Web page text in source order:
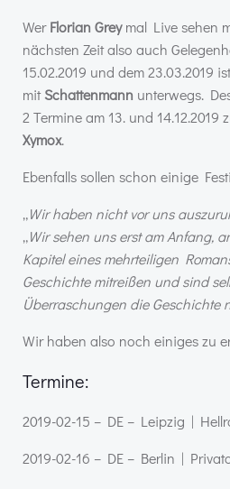
WerFlorian Greymal Live sehen
nächsten Zeit also auch
15.02.2019 und dem 23.03.2019
mitSchattenmann unterwegs.
2 Termine am 13. und 14.12.2019
Xymox.
Ebenfalls sollen schon einige
„Wir haben nicht vor uns
„Wir sehen uns erst am Anfang,
Kapitel eines mehrteiligen
Geschichte mitreißen und sind
Überraschungen die Geschichte
Wir haben also noch einiges zu
Termine:
2019-02-15 – DE – Leipzig |
2019-02-16 – DE – Berlin |